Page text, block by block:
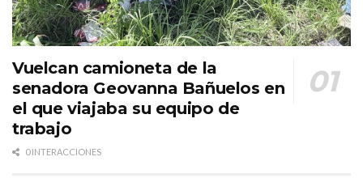
Vuelcan camioneta de la
senadora Geovanna Bañuelos en
el que viajaba su equipo de
trabajo
0 INTERACCIONES